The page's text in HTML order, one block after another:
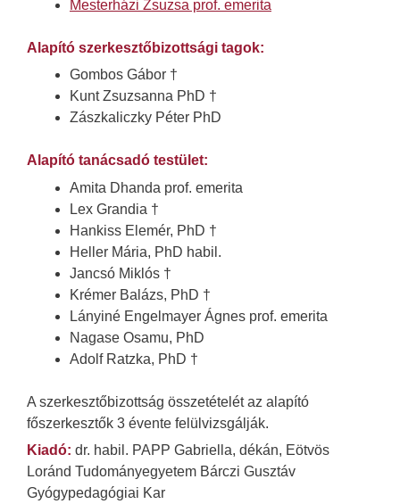
Mesterházi Zsuzsa prof. emerita
Alapító szerkesztőbizottsági tagok:
Gombos Gábor †
Kunt Zsuzsanna PhD †
Zászkaliczky Péter PhD
Alapító tanácsadó testület:
Amita Dhanda prof. emerita
Lex Grandia †
Hankiss Elemér, PhD †
Heller Mária, PhD habil.
Jancsó Miklós †
Krémer Balázs, PhD †
Lányiné Engelmayer Ágnes prof. emerita
Nagase Osamu, PhD
Adolf Ratzka, PhD †
A szerkesztőbizottság összetételét az alapító
főszerkesztők 3 évente felülvizsgálják.
Kiadó: dr. habil. PAPP Gabriella, dékán, Eötvös
Loránd Tudományegyetem Bárczi Gusztáv
Gyógypedagógiai Kar